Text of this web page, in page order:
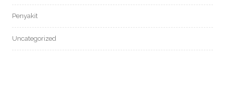
Penyakit
Uncategorized